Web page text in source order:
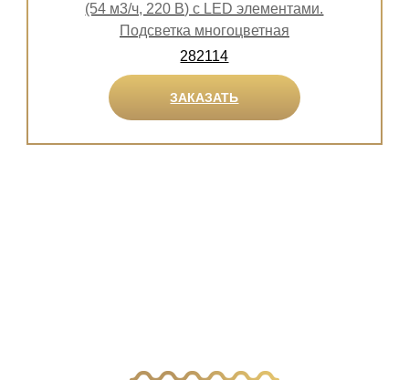
(54 м3/ч, 220 В) с LED элементами.
Подсветка многоцветная
282114
ЗАКАЗАТЬ